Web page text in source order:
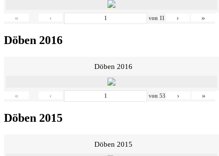
« ‹ von 11 › »
Döben 2016
Döben 2016
« ‹ von 53 › »
Döben 2015
Döben 2015